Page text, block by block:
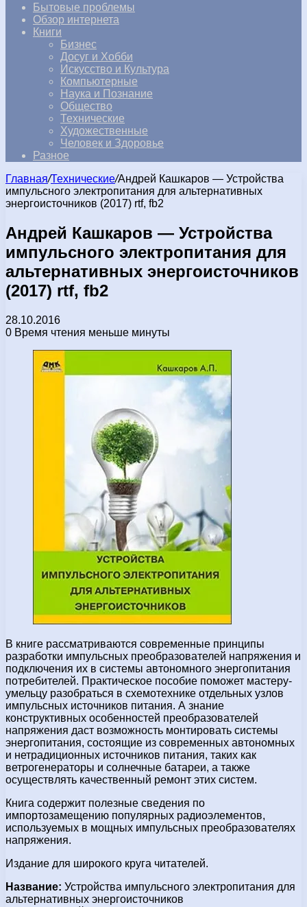
Бытовые проблемы
Обзор интернета
Книги
Бизнес
Досуг и Хобби
Искусство и Культура
Компьютерные
Наука и Познание
Общество
Технические
Художественные
Человек и Здоровье
Разное
Главная/Технические/Андрей Кашкаров — Устройства
импульсного электропитания для альтернативных
энергоисточников (2017) rtf, fb2
Андрей Кашкаров — Устройства
импульсного электропитания для
альтернативных энергоисточников
(2017) rtf, fb2
28.10.2016
0 Время чтения меньше минуты
В книге рассматриваются современные принципы
разработки импульсных преобразователей напряжения и
подключения их в системы автономного энергопитания
потребителей. Практическое пособие поможет мастеру-
умельцу разобраться в схемотехнике отдельных узлов
импульсных источников питания. А знание
конструктивных особенностей преобразователей
напряжения даст возможность монтировать системы
энергопитания, состоящие из современных автономных
и нетрадиционных источников питания, таких как
ветрогенераторы и солнечные батареи, а также
осуществлять качественный ремонт этих систем.
Книга содержит полезные сведения по
импортозамещению популярных радиоэлементов,
используемых в мощных импульсных преобразователях
напряжения.
Издание для широкого круга читателей.
Название: Устройства импульсного электропитания для
альтернативных энергоисточников